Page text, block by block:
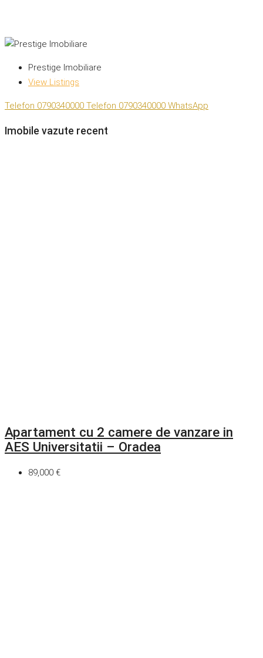
Prestige Imobiliare
View Listings
Telefon 0790340000 Telefon 0790340000 WhatsApp
Imobile vazute recent
Apartament cu 2 camere de vanzare in
AES Universitatii – Oradea
89,000 €